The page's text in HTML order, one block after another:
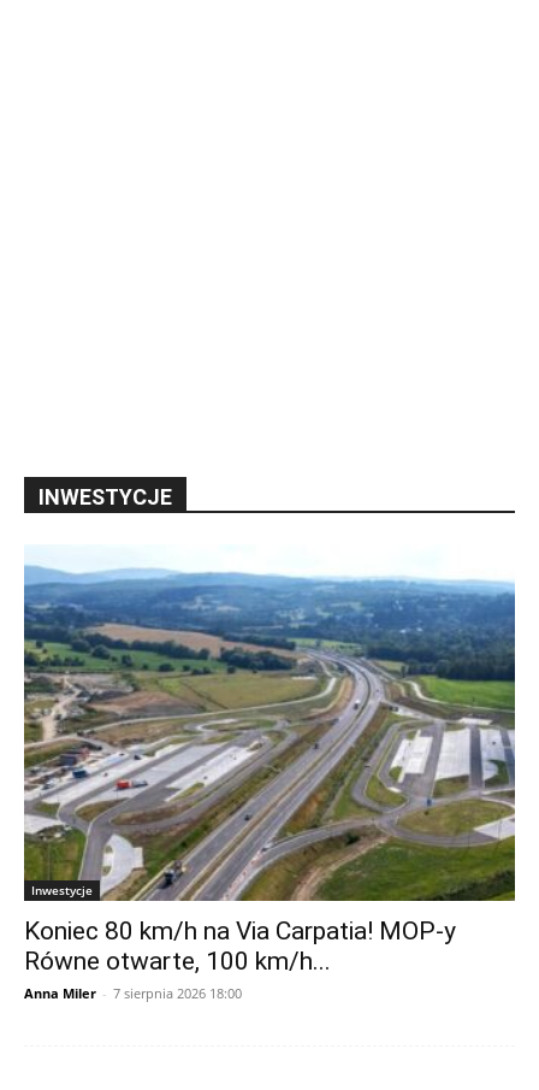
INWESTYCJE
Inwestycje
Koniec 80 km/h na Via Carpatia! MOP-y
Równe otwarte, 100 km/h...
Anna Miler - 7 sierpnia 2026 18:00